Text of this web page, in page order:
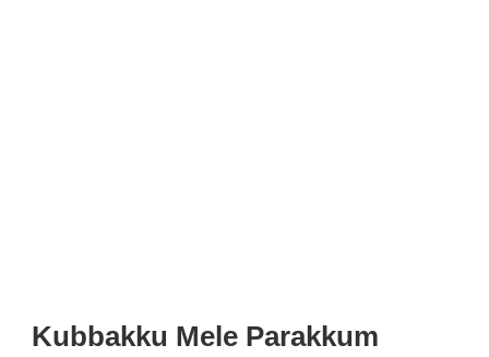
Kubbakku Mele Parakkum